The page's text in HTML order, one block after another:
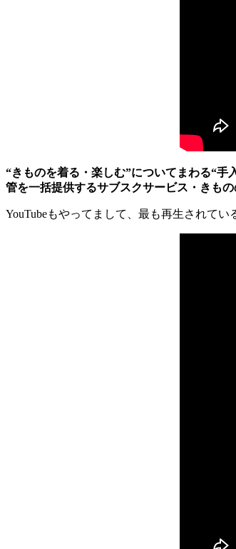
“きものを着る・楽しむ”についてまわる“手
管を一括提供するサブスクサービス・きもの
YouTubeもやってまして、最も再生されてい